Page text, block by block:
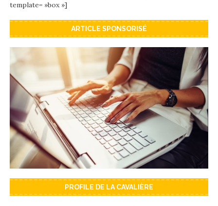
template= »box »]
ARTICLE SPONSORISÉ
PROFILE DE LA CAVALIÈRE